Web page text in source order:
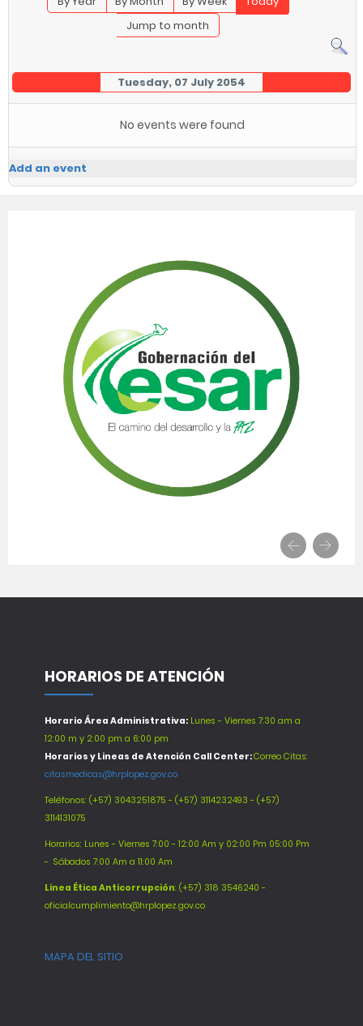
Jump to month
Tuesday, 07 July 2054
No events were found
Add an event
HORARIOS DE ATENCIÓN
Horario Área Administrativa: Lunes - Viernes 7:30 am a
12:00 m y 2:00 pm a 6:00 pm
Horarios y Lineas de Atención Call Center:Correo Citas:
citasmedicas@hrplopez.gov.co
Teléfonos: (+57) 3043251875 - (+57) 3114232493 - (+57)
3114131075
Horarios: Lunes - Viernes 7:00 - 12:00 Am y 02:00 Pm 05:00 Pm
- Sábados 7:00 Am a 11:00 Am
Línea Ética Anticorrupción: (+57) 318 3546240 -
oficialcumplimiento@hrplopez.gov.co
MAPA DEL SITIO